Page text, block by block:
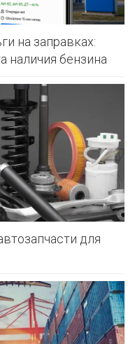
на заправках:
наличия бензина
для